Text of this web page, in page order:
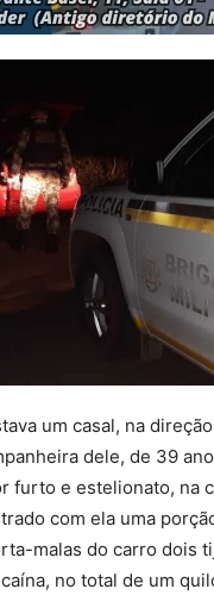
um casal, na
dele, de 39
furto e estelionato, na
com ela uma
malas do carro dois
no total de um